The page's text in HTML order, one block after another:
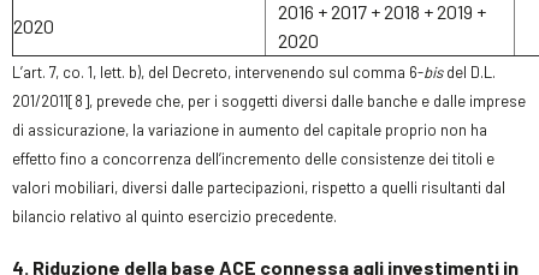
2020
2016 + 2017 + 2018 + 2019 +
2020
L’art. 7, co. 1, lett. b), del Decreto, intervenendo sul comma 6-bisdel D.L.
201/2011[8], prevede che, per i soggetti diversi dalle banche e dalle imprese
di assicurazione, la variazione in aumento del capitale proprio non ha
effetto fino a concorrenza dell’incremento delle consistenze dei titoli e
valori mobiliari, diversi dalle partecipazioni, rispetto a quelli risultanti dal
bilancio relativo al quinto esercizio precedente.
4. Riduzione della base ACE connessa agli investimenti in